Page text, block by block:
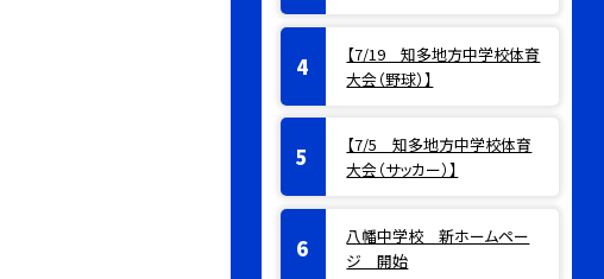
【7/19 知多地方中学校体育
大会（野球）】
【7/5 知多地方中学校体育
大会（サッカー）】
八幡中学校 新ホームペー
ジ 開始